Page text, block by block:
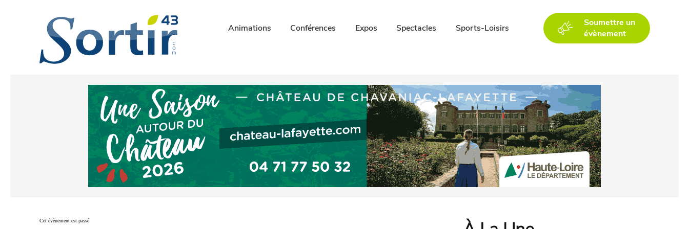
Animations Conférences Expos Spectacles Sports-Loisirs
Soumettre un
évènement
Cet évènement est passé